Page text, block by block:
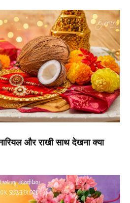
और राखी साथ देखना क्या